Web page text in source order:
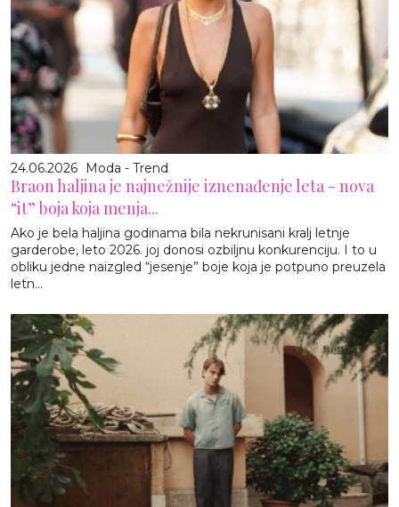
24.06.2026 Moda - Trend
Braon haljina je najnežnije iznenađenje leta - nova
“it” boja koja menja...
Ako je bela haljina godinama bila nekrunisani kralj letnje
garderobe, leto 2026. joj donosi ozbiljnu konkurenciju. I to u
obliku jedne naizgled “jesenje” boje koja je potpuno preuzela
letn...